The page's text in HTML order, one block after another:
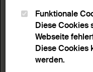
Funktionale
Diese Cookies
Webseite
Diese Cookies
werden.